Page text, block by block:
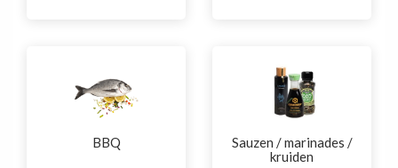
BBQ
Sauzen / marinades /
kruiden